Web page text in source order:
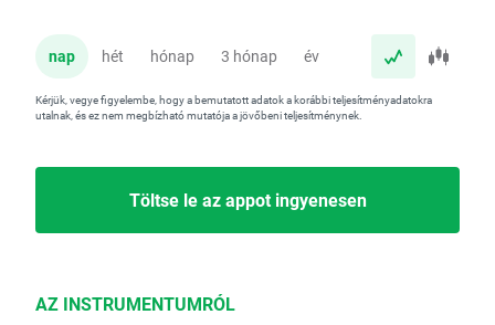
nap hét hónap 3 hónap év
Kérjük, vegye figyelembe, hogy a bemutatott adatok a korábbi teljesítményadatokra
utalnak, és ez nem megbízható mutatója a jövőbeni teljesítménynek.
Töltse le az appot ingyenesen
AZ INSTRUMENTUMRÓL